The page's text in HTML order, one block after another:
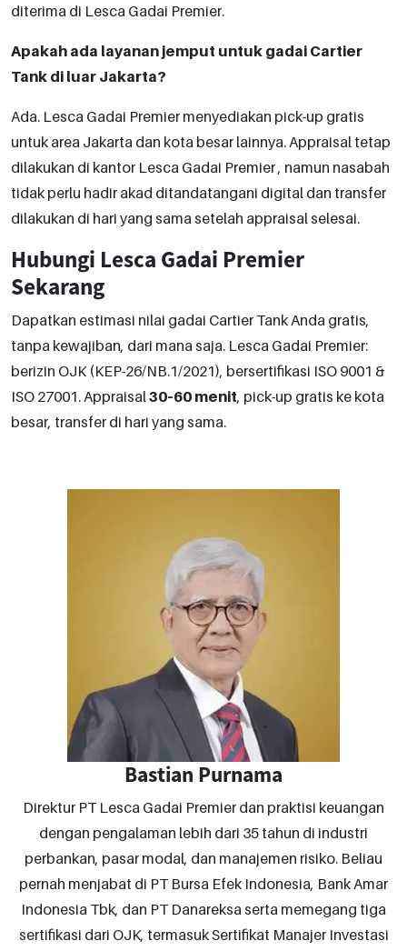
diterima di Lesca Gadai Premier.
Apakah ada layanan jemput untuk gadai Cartier
Tank di luar Jakarta?
Ada. Lesca Gadai Premier menyediakan pick-up gratis
untuk area Jakarta dan kota besar lainnya. Appraisal tetap
dilakukan di kantor Lesca Gadai Premier , namun nasabah
tidak perlu hadir akad ditandatangani digital dan transfer
dilakukan di hari yang sama setelah appraisal selesai.
Hubungi Lesca Gadai Premier
Sekarang
Dapatkan estimasi nilai gadai Cartier Tank Anda gratis,
tanpa kewajiban, dari mana saja. Lesca Gadai Premier:
berizin OJK (KEP-26/NB.1/2021), bersertifikasi ISO 9001 &
ISO 27001. Appraisal 30–60 menit, pick-up gratis ke kota
besar, transfer di hari yang sama.
Bastian Purnama
Direktur PT Lesca Gadai Premier dan praktisi keuangan
dengan pengalaman lebih dari 35 tahun di industri
perbankan, pasar modal, dan manajemen risiko. Beliau
pernah menjabat di PT Bursa Efek Indonesia, Bank Amar
Indonesia Tbk, dan PT Danareksa serta memegang tiga
sertifikasi dari OJK, termasuk Sertifikat Manajer Investasi